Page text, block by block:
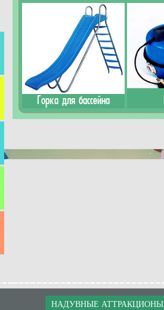
Горка для бассейна
НАДУВНЫЕ АТТРАКЦИОНЫ